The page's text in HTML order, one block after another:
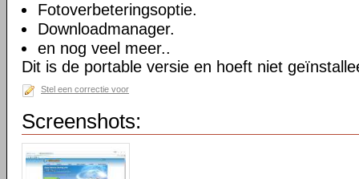
Fotoverbeteringsoptie.
Downloadmanager.
en nog veel meer..
Dit is de portable versie en hoeft niet
Stel een correctie voor
Screenshots: